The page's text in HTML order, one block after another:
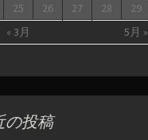
« 3月 5月 »
25 26 27 28 29
の投稿